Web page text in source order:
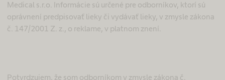
l
Medical s.r.o. Informácie sú určené pre odborníkov, ktorí sú
oprávnení predpisovať lieky či vydávať lieky, v zmysle zákona
č. 147/2001 Z. z., o reklame, v platnom znení.
Potvrdzujem, že som odborníkom v zmysle zákona č.